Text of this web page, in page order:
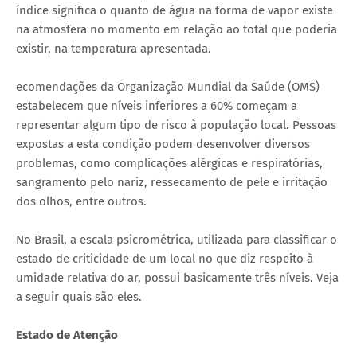
índice significa o quanto de água na forma de vapor existe
na atmosfera no momento em relação ao total que poderia
existir, na temperatura apresentada.
ecomendações da Organização Mundial da Saúde (OMS)
estabelecem que níveis inferiores a 60% começam a
representar algum tipo de risco à população local. Pessoas
expostas a esta condição podem desenvolver diversos
problemas, como complicações alérgicas e respiratórias,
sangramento pelo nariz, ressecamento de pele e irritação
dos olhos, entre outros.
No Brasil, a escala psicrométrica, utilizada para classificar o
estado de criticidade de um local no que diz respeito à
umidade relativa do ar, possui basicamente três níveis. Veja
a seguir quais são eles.
Estado de Atenção